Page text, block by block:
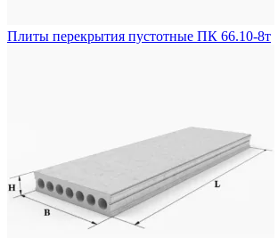
Плиты перекрытия пустотные ПК 66.10-8т